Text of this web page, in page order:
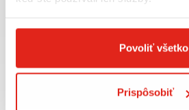
Povoliť všetko
Prispôsobiť